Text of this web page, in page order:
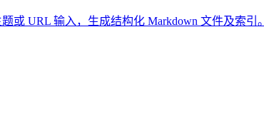
或 URL 输入，生成结构化 Markdown 文件及索引。